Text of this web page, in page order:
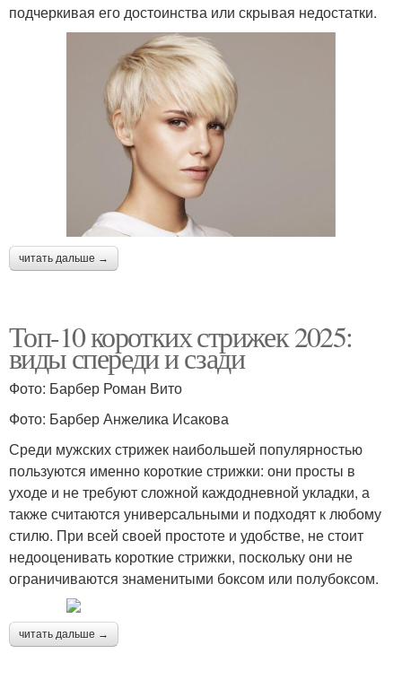
подчеркивая его достоинства или скрывая недостатки.
читать дальше →
Топ-10 коротких стрижек 2025:
виды спереди и сзади
Фото: Барбер Роман Вито
Фото: Барбер Анжелика Исакова
Среди мужских стрижек наибольшей популярностью
пользуются именно короткие стрижки: они просты в
уходе и не требуют сложной каждодневной укладки, а
также считаются универсальными и подходят к любому
стилю. При всей своей простоте и удобстве, не стоит
недооценивать короткие стрижки, поскольку они не
ограничиваются знаменитыми боксом или полубоксом.
читать дальше →